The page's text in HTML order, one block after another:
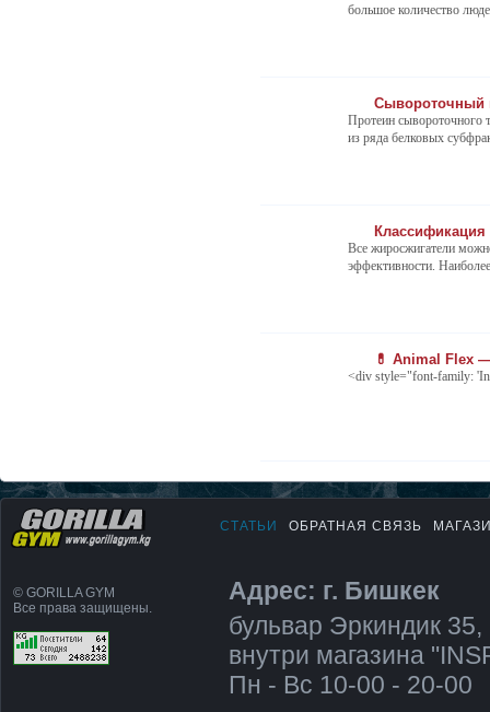
большое количество
Сывороточный
Протеин сывороточного
из ряда белковых
Все жиросжигатели
эффективности.
💊 Animal Flex
<div style="font-family:
СТАТЬИ ОБРАТНАЯ СВЯЗЬ
© GORILLA GYM
Все права защищены.
Адрес: г. Бишкек
бульвар Эркиндик 35,
внутри магазина
Пн - Вс 10-00 - 20-00